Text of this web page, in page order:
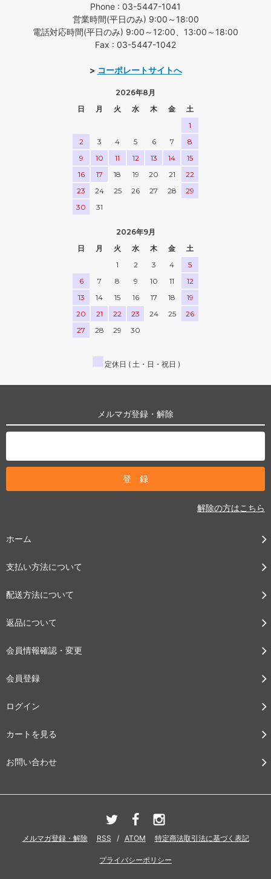
Phone : 03-5447-1041
営業時間(平日のみ) 9:00～18:00
電話対応時間(平日のみ) 9:00～12:00、13:00～18:00
Fax : 03-5447-1042
> コーポレートサイトへ
2026年8月
日
月 火 水 木 金
土
1
2
3 4 5 6 7
8
9
10 11 12 13 14
15
16
17 18 19 20 21
22
23
24 25 26 27 28
29
30
31
2026年9月
日
月 火 水 木 金
土
1
2 3 4
5
6
7 8 9 10 11
12
13
14 15 16 17 18
19
20
21 22 23 24 25
26
27
28 29 30
■ 定休日 ( 土・日・祝日 )
メルマガ登録・解除
解除の方はこちら
ホーム
支払い方法について
配送方法について
返品について
会員情報確認・変更
会員登録
ログイン
カートを見る
お問い合わせ
メルマガ登録・解除 RSS / ATOM 特定商法取引法に基づく表記
プライバシーポリシー